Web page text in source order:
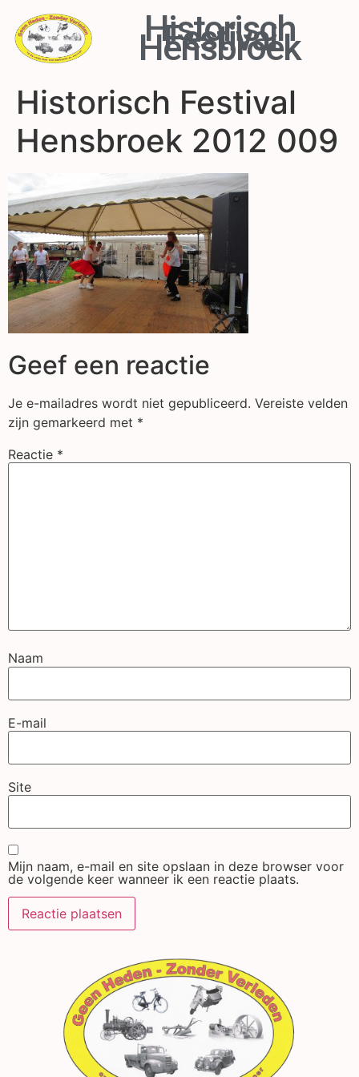
Historisch
Festival
Hensbroek
Historisch Festival
Hensbroek 2012 009
Geef een reactie
Je e-mailadres wordt niet gepubliceerd. Vereiste velden
zijn gemarkeerd met *
Reactie *
Naam
E-mail
Site
Mijn naam, e-mail en site opslaan in deze browser voor
de volgende keer wanneer ik een reactie plaats.